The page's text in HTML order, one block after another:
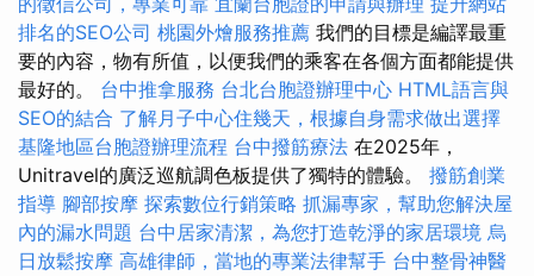
排名的SEO公司 桃園外燴服務推薦 我們的目標是編譯最重
要的內容，物有所值，以便我們的乘客在各個方面都能提供
最好的。 台中推拿服務 台北台胞證辦理中心 HTML語言與
SEO的結合 了解月子中心住幾天，根據自身需求做出選擇
基隆地區台胞證辦理流程 台中撥筋療法 在2025年，
Unitravel的廣泛巡航調色板提供了獨特的體驗。 撥筋創業
指導 腳部按摩 探索數位行銷策略 抓漏專家，幫助您解決屋
內的漏水問題 台中居家清潔，為您打造乾淨的家居環境 烏
日放鬆按摩 高雄律師，當地的專業法律幫手 台中整骨神醫